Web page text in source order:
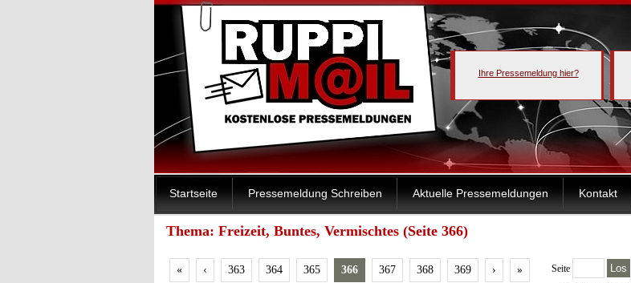
Ihre Pressemeldung hier?
Startseite Pressemeldung Schreiben Aktuelle Pressemeldungen Kontakt
Thema: Freizeit, Buntes, Vermischtes (Seite 366)
« ‹ 363 364 365 366 367 368 369 › » Seite Los